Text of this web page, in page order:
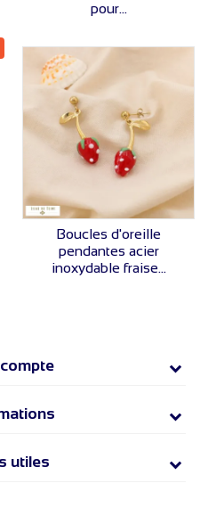
pour...
VOIR LE PRIX
Boucles d'oreille
pendantes acier
inoxydable fraise...
utiles